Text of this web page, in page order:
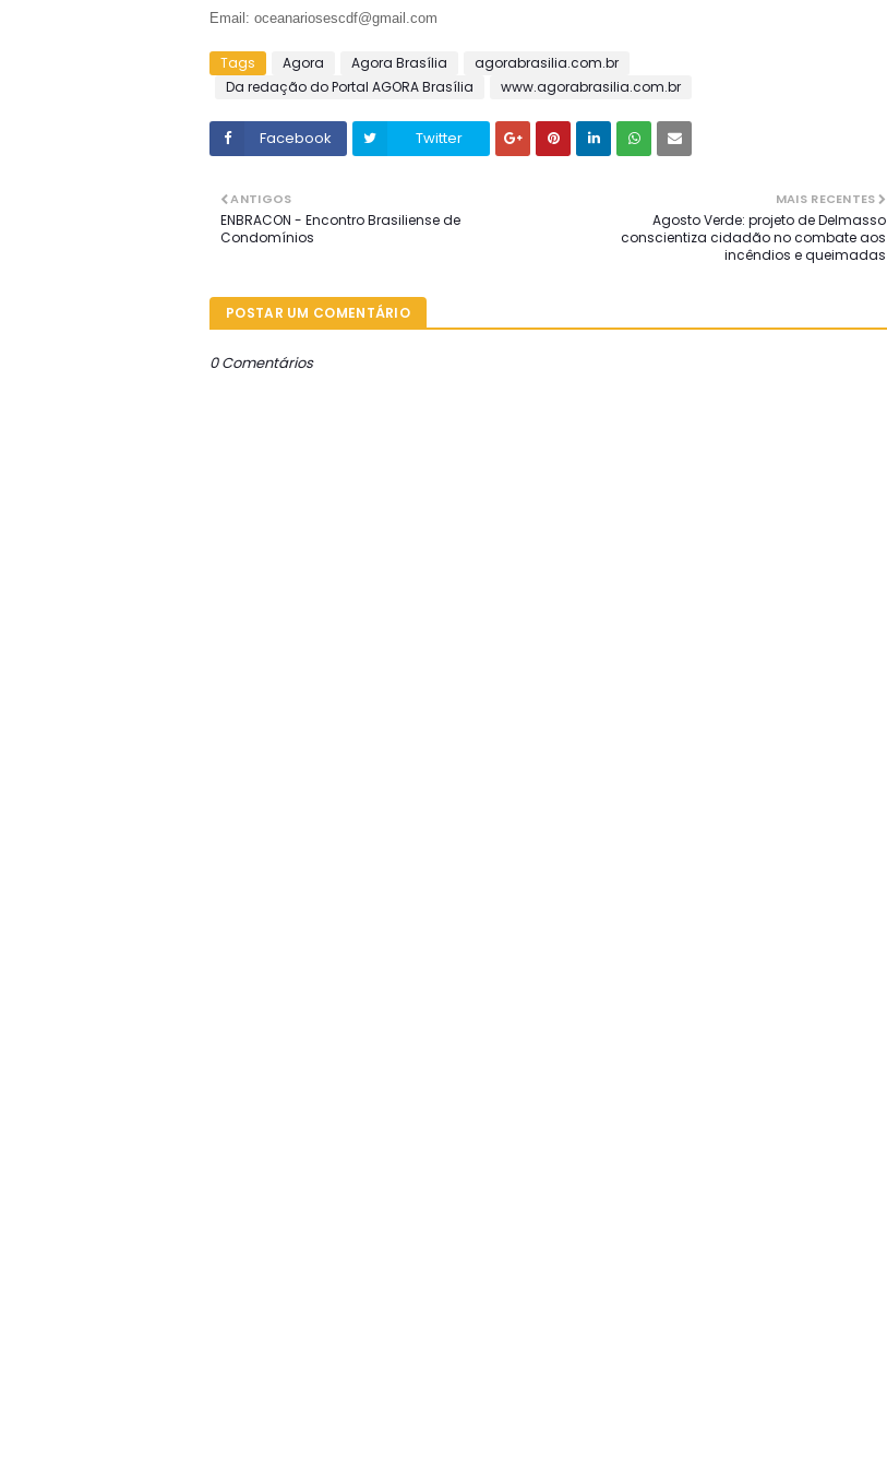
Email: oceanariosescdf@gmail.com
Tags Agora Agora Brasília
agorabrasilia.com.br
Da redação do Portal AGORA Brasília
www.agorabrasilia.com.br
Facebook Twitter
MAIS RECENTES
Agosto Verde: projeto de Delmasso
conscientiza cidadão no combate aos
incêndios e queimadas
ANTIGOS
ENBRACON - Encontro Brasiliense de
Condomínios
POSTAR UM COMENTÁRIO
0 Comentários